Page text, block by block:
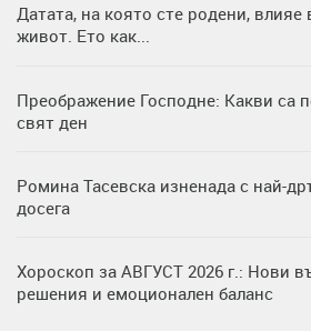
Датата, на която сте родени,
живот. Ето как...
Преображение Господне: Какви са
свят ден
Ромина Тасевска изненада с най-
досега
Хороскоп за АВГУСТ 2026 г.: Нови
решения и емоционален баланс